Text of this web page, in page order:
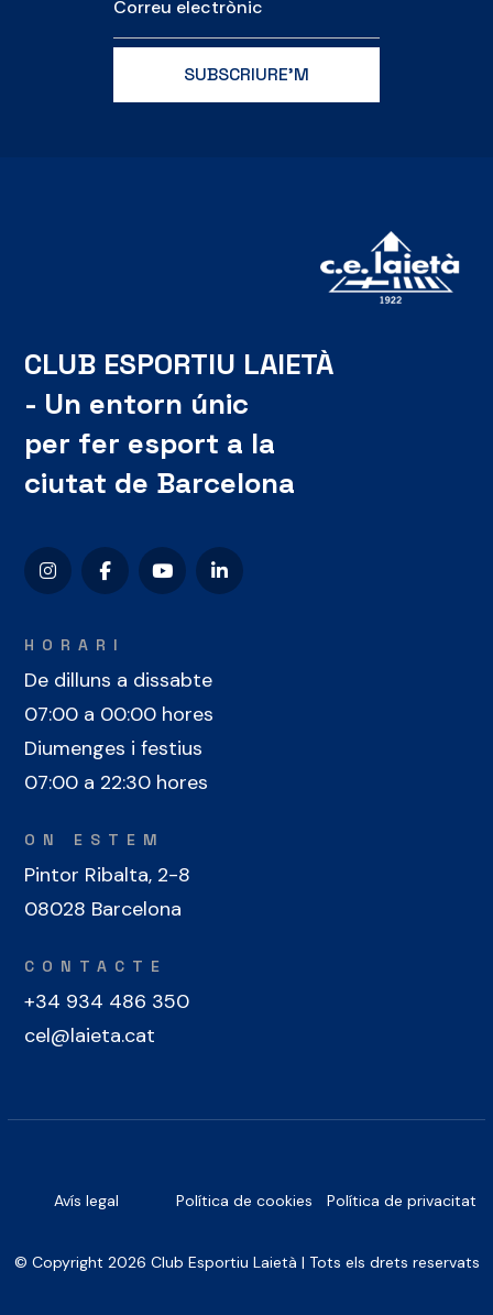
CLUB ESPORTIU LAIETÀ
- Un entorn únic
per fer esport a la
ciutat de Barcelona
HORARI
De dilluns a dissabte
07:00 a 00:00 hores
Diumenges i festius
07:00 a 22:30 hores
ON ESTEM
Pintor Ribalta, 2-8
08028 Barcelona
CONTACTE
+34 934 486 350
cel@laieta.cat
Avís legal Política de cookies Política de privacitat
© Copyright 2026 Club Esportiu Laietà | Tots els drets reservats